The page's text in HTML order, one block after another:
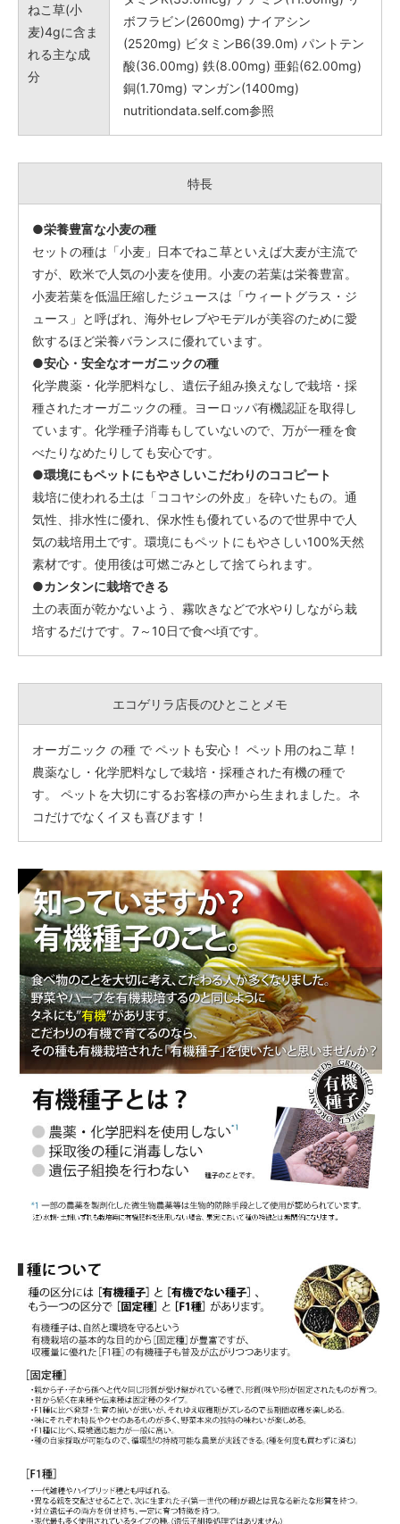
ねこ草(小
麦)4gに含ま
れる主な成
分
ボフラビン(2600mg) ナイアシン
(2520mg) ビタミンB6(39.0m) パントテン
酸(36.00mg) 鉄(8.00mg) 亜鉛(62.00mg)
銅(1.70mg) マンガン(1400mg)
nutritiondata.self.com参照
特長
●栄養豊富な小麦の種
セットの種は「小麦」日本でねこ草といえば大麦が主流で
すが、欧米で人気の小麦を使用。小麦の若葉は栄養豊富。
小麦若葉を低温圧縮したジュースは「ウィートグラス・ジ
ュース」と呼ばれ、海外セレブやモデルが美容のために愛
飲するほど栄養バランスに優れています。
●安心・安全なオーガニックの種
化学農薬・化学肥料なし、遺伝子組み換えなしで栽培・採
種されたオーガニックの種。ヨーロッパ有機認証を取得し
ています。化学種子消毒もしていないので、万が一種を食
べたりなめたりしても安心です。
●環境にもペットにもやさしいこだわりのココピート
栽培に使われる土は「ココヤシの外皮」を砕いたもの。通
気性、排水性に優れ、保水性も優れているので世界中で人
気の栽培用土です。環境にもペットにもやさしい100%天然
素材です。使用後は可燃ごみとして捨てられます。
●カンタンに栽培できる
土の表面が乾かないよう、霧吹きなどで水やりしながら栽
培するだけです。7～10日で食べ頃です。
エコゲリラ店長のひとことメモ
オーガニック の種 で ペットも安心！ ペット用のねこ草！
農薬なし・化学肥料なしで栽培・採種された有機の種で
す。 ペットを大切にするお客様の声から生まれました。ネ
コだけでなくイヌも喜びます！